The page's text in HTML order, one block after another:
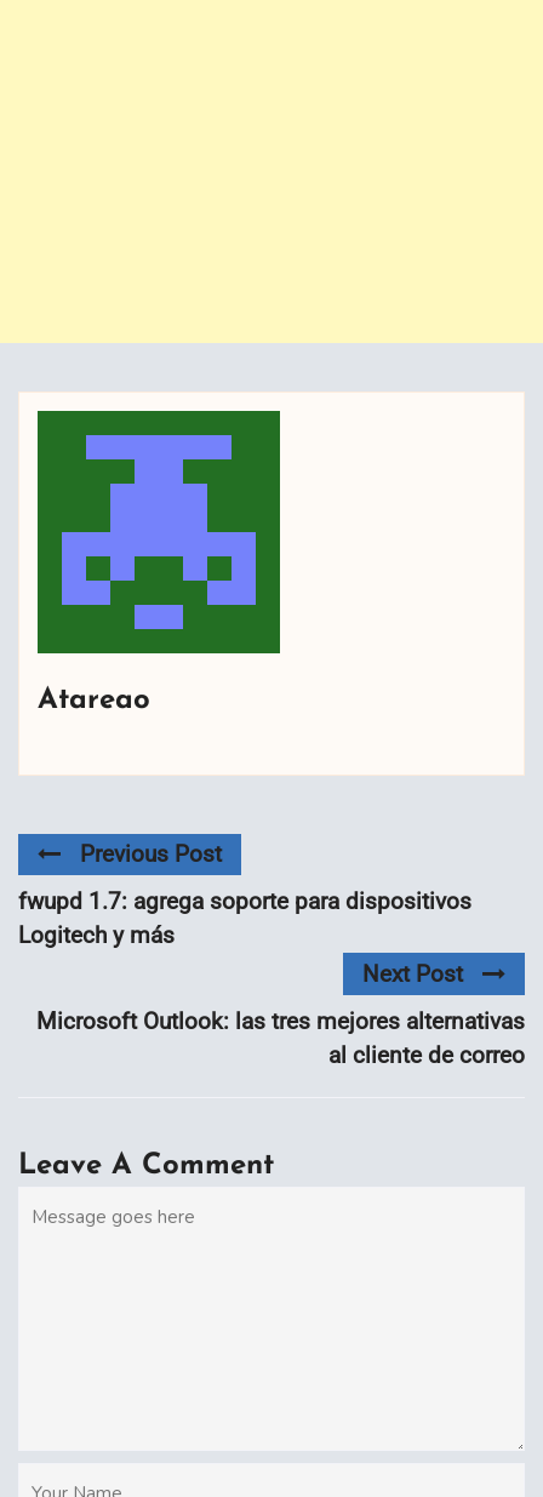
Atareao
Previous Post
fwupd 1.7: agrega soporte para dispositivos
Logitech y más
Next Post
Microsoft Outlook: las tres mejores alternativas
al cliente de correo
Leave A Comment